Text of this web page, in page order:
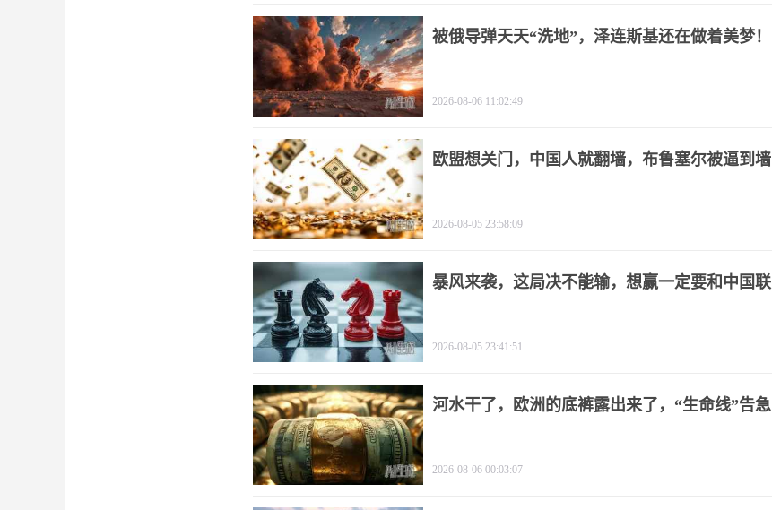
被俄导弹天天“洗地”，泽连斯基还在做着美梦！
2026-08-06 11:02:49
欧盟想关门，中国人就翻墙，布鲁塞尔被逼到墙
2026-08-05 23:58:09
暴风来袭，这局决不能输，想赢一定要和中国联
2026-08-05 23:41:51
河水干了，欧洲的底裤露出来了，“生命线”告急
2026-08-06 00:03:07